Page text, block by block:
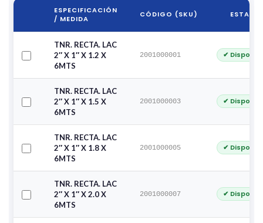
ESPECIFICACIÓN
/ MEDIDA
CÓDIGO (SKU) ESTADO
TNR. RECTA. LAC
2″ X 1″ X 1.2 X
6MTS
2001000001 ✔
TNR. RECTA. LAC
2″ X 1″ X 1.5 X
6MTS
2001000003 ✔
TNR. RECTA. LAC
2″ X 1″ X 1.8 X
6MTS
2001000005 ✔
TNR. RECTA. LAC
2″ X 1″ X 2.0 X
6MTS
2001000007 ✔